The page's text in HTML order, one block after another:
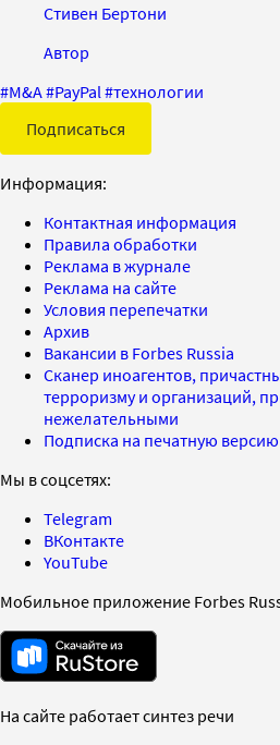
Стивен Бертони
Автор
#M&A#PayPal #технологии
Подписаться
Информация:
Контактная информация
Правила обработки
Реклама в журнале
Реклама на сайте
Условия перепечатки
Архив
Вакансии в Forbes Russia
Сканер иноагентов,
терроризму и организаций,
нежелательными
Подписка на печатную
Мы в соцсетях:
Telegram
ВКонтакте
YouTube
Мобильное приложение Forbes
На сайте работает синтез речи